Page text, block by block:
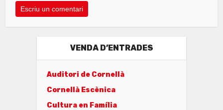
VENDA D’ENTRADES
Auditori de Cornellà
Cornellà Escènica
Cultura en Família